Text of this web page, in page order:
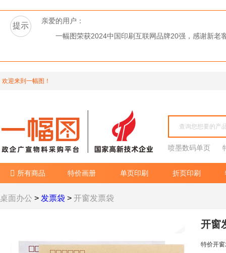
提示
亲爱的用户：
一幅图荣获2024中国印刷互联网品牌20强，感谢新老
欢迎来到一幅图！
喷墨数码单页
 所有商品 特价画册 单页印刷 折页印刷
桌面办公 > 发票袋 > 开窗发票袋
开窗
特价开